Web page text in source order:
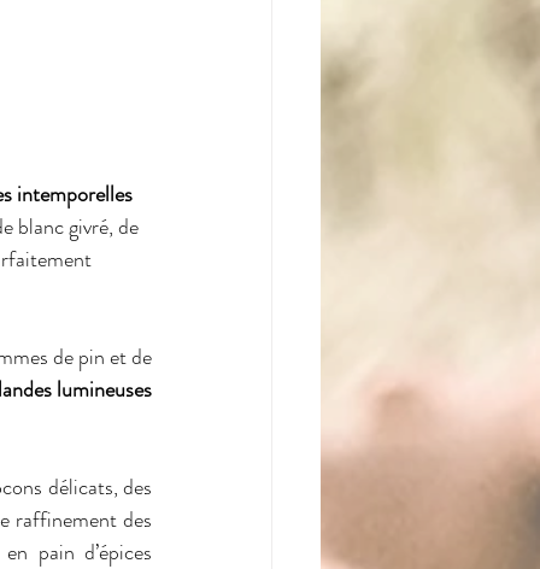
intemporelles
blanc givré, de
de pin et de
lumineuses
délicats, des
raffinement des
pain d’épices